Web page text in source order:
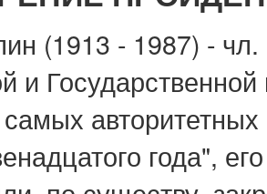
(1913 - 1987) -
и
авторитетных
года",